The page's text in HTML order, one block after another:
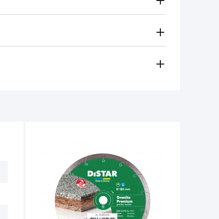
Secondo le tariffe del vettore
contanti)
ci sono tracce d'uso.